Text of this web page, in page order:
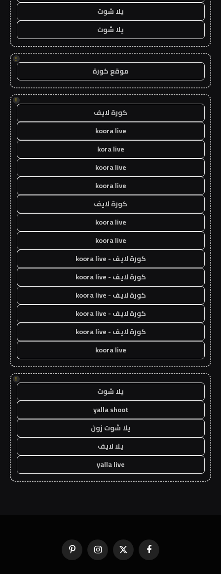
يلا شوت
يلا شوت
!
موقع كورة
!
كورة لايف
koora live
kora live
koora live
koora live
كورة لايف
koora live
koora live
كورة لايف - koora live
كورة لايف - koora live
كورة لايف - koora live
كورة لايف - koora live
كورة لايف - koora live
koora live
!
يلا شوت
yalla shoot
يلا شوت زون
يلا لايف
yalla live
فيسبوك X
(Twitter)
الانستغرامبينتيريست